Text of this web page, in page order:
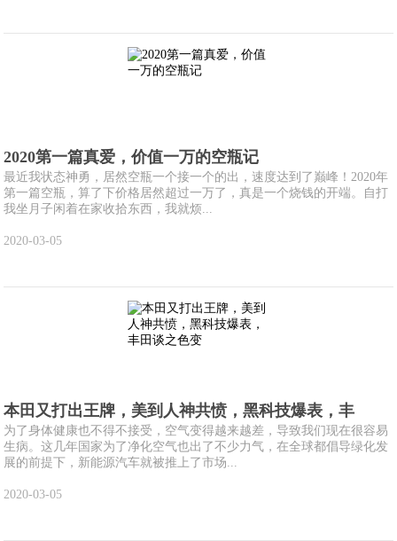
2020第一篇真爱，价值一万的空瓶记
最近我状态神勇，居然空瓶一个接一个的出，速度达到了巅峰！2020年
第一篇空瓶，算了下价格居然超过一万了，真是一个烧钱的开端。自打
我坐月子闲着在家收拾东西，我就烦...
2020-03-05
本田又打出王牌，美到人神共愤，黑科技爆表，丰
为了身体健康也不得不接受，空气变得越来越差，导致我们现在很容易
生病。这几年国家为了净化空气也出了不少力气，在全球都倡导绿化发
展的前提下，新能源汽车就被推上了市场...
2020-03-05